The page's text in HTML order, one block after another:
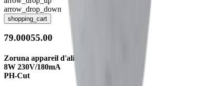
arrow_drop_down
shopping_cart
79.00055.00
Zoruna appareil d'aliment
8W 230V/180mA
PH-Cut